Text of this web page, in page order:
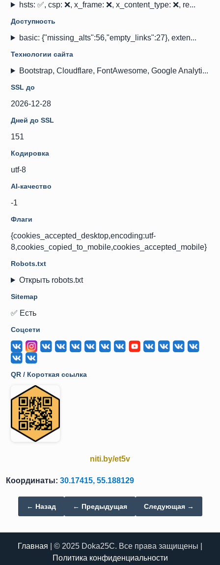
hsts: ✅, csp: ❌, x_frame: ❌, x_content_type: ❌, re...
Доступность
basic: {"missing_alts":56,"empty_links":27}, exten...
Технологии сайта
Bootstrap, Cloudflare, FontAwesome, Google Analyti...
SSL до
2026-12-28
Дней до SSL
151
Кодировка
utf-8
AI-качество
-1
Флаги
{cookies_accepted_desktop,encoding:utf-
8,cookies_copied_to_mobile,cookies_accepted_mobile}
Robots.txt
Открыть robots.txt
Sitemap
✅ Есть
Соцсети
QR / Короткая ссылка
niti.by/et5v
Координаты: 30.17415, 55.188129
← Назад ← Предыдущая Следующая →
Главная | © 2025 Doka25C. Все права защищены |
Политика конфиденциальности